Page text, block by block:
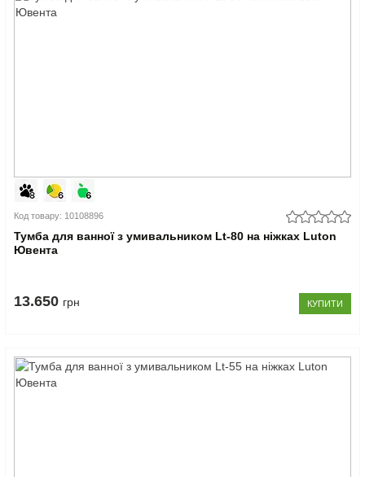
Код товару: 10108896
Тумба для ванної з умивальником Lt-80 на ніжках Luton
Ювента
13.650 грн КУПИТИ